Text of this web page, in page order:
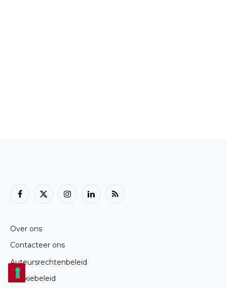
Facebook
X
InstagramLinkedInRSS
Over ons
Contacteer ons
Auteursrechtenbeleid
Cookiebeleid